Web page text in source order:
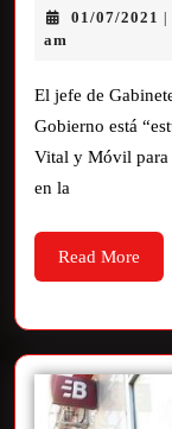
01/07/2021
am
El jefe de
Gobierno está
Vital y Móvil para
en la
Read More